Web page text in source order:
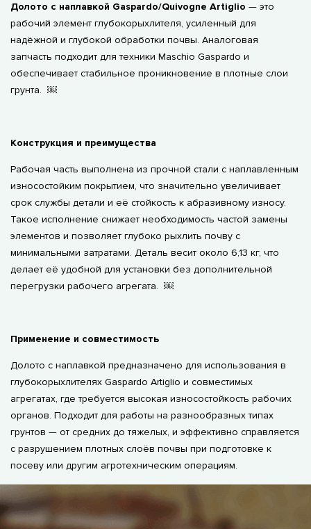
Долото с наплавкой Gaspardo/Quivogne Artiglio — это
рабочий элемент глубокорыхлителя, усиленный для
надёжной и глубокой обработки почвы. Аналоговая
запчасть подходит для техники Maschio Gaspardo и
обеспечивает стабильное проникновение в плотные слои
грунта. ￼
Конструкция и преимущества
Рабочая часть выполнена из прочной стали с наплавленным
износостойким покрытием, что значительно увеличивает
срок службы детали и её стойкость к абразивному износу.
Такое исполнение снижает необходимость частой замены
элементов и позволяет глубоко рыхлить почву с
минимальными затратами. Деталь весит около 6,13 кг, что
делает её удобной для установки без дополнительной
перегрузки рабочего агрегата. ￼
Применение и совместимость
Долото с наплавкой предназначено для использования в
глубокорыхлителях Gaspardo Artiglio и совместимых
агрегатах, где требуется высокая износостойкость рабочих
органов. Подходит для работы на разнообразных типах
грунтов — от средних до тяжелых, и эффективно справляется
с разрушением плотных слоёв почвы при подготовке к
посеву или другим агротехническим операциям.